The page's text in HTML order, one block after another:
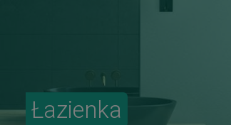
Łazienka